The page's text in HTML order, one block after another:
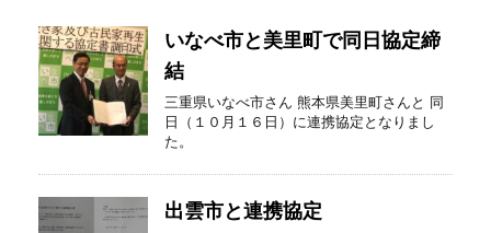
いなべ市と美里町で同日協定締
結
三重県いなべ市さん 熊本県美里町さんと 同
日（１０月１６日）に連携協定となりまし
た。
出雲市と連携協定